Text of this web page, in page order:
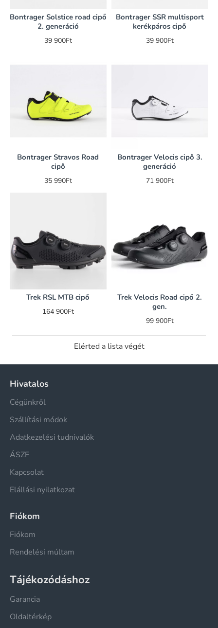
Bontrager Solstice road cipő
2. generáció
39 900Ft
Bontrager SSR multisport
kerékpáros cipő
39 900Ft
Bontrager Stravos Road
cipő
35 990Ft
Bontrager Velocis cipő 3.
generáció
71 900Ft
Trek RSL MTB cipő
164 900Ft
Trek Velocis Road cipő 2.
gen.
99 900Ft
Elérted a lista végét
Hivatalos
Cégünkről
Szállítási módok
Adatkezelési tudnivalók
ÁSZF
Kapcsolat
Elállási nyilatkozat
Fiókom
Fiókom
Rendelési múltam
Tájékozódáshoz
Garancia
Oldaltérkép